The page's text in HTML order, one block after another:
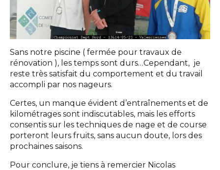
Sans notre piscine ( fermée pour travaux de
rénovation ), les temps sont durs…Cependant, je
reste très satisfait du comportement et du travail
accompli par nos nageurs.
Certes, un manque évident d’entraînements et de
kilométrages sont indiscutables, mais les efforts
consentis sur les techniques de nage et de course
porteront leurs fruits, sans aucun doute, lors des
prochaines saisons.
Pour conclure, je tiens à remercier Nicolas